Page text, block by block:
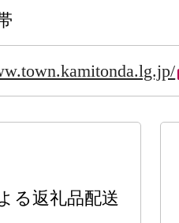
る返礼品配送